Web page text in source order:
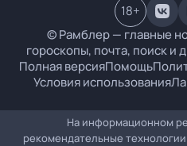
© Рамблер — главные
гороскопы, почта, поиск и
Полная версияПомощь
Условия использования
18+
На информационном
рекомендательные технологии